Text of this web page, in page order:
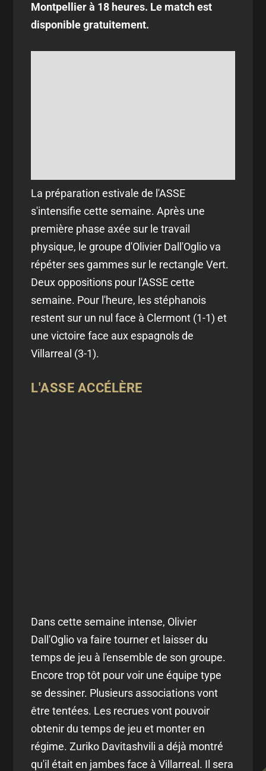
Montpellier à 18 heures. Le match est
disponible gratuitement.
La préparation estivale de l'ASSE
s'intensifie cette semaine. Après une
première phase axée sur le travail
physique, le groupe d'Olivier Dall'Oglio va
répéter ses gammes sur le rectangle Vert.
Deux oppositions pour l'ASSE cette
semaine. Pour l'heure, les stéphanois
restent sur un nul face à Clermont (1-1) et
une victoire face aux espagnols de
Villarreal (3-1).
L'ASSE ACCÉLÈRE
Dans cette semaine intense, Olivier
Dall'Oglio va faire tourner et laisser du
temps de jeu à l'ensemble de son groupe.
Encore trop tôt pour voir une équipe type
se dessiner. Plusieurs associations vont
être tentées. Les recrues vont pouvoir
obtenir du temps de jeu et monter en
régime. Zuriko Davitashvili a déjà montré
qu'il était en jambes face à Villarreal. Il sera